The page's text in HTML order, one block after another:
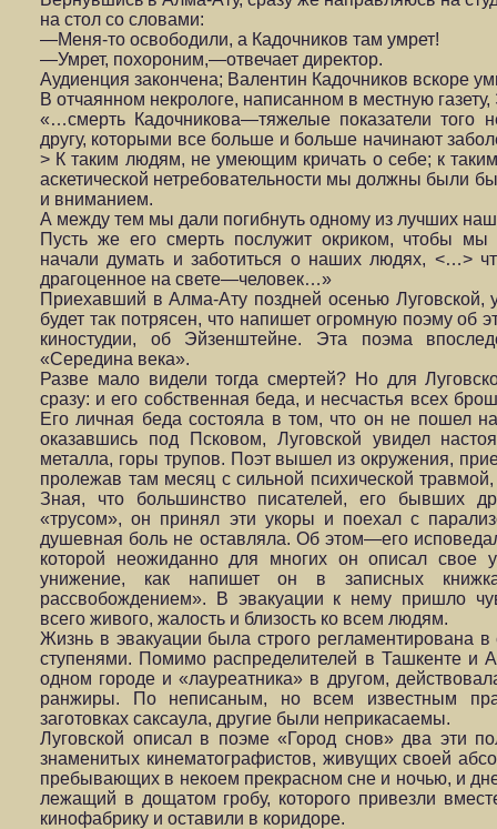
на стол со словами:
—Меня-то освободили, а Кадочников там умрет!
—Умрет, похороним,—отвечает директор.
Аудиенция закончена; Валентин Кадочников вскоре
В отчаянном некрологе, написанном в местную
«…смерть Кадочникова—тяжелые показатели того
другу, которыми все больше и больше начинают
> К таким людям, не умеющим кричать о себе; к
аскетической нетребовательности мы должны были
и вниманием.
А между тем мы дали погибнуть одному из лучших
Пусть же его смерть послужит окриком, чтобы
начали думать и заботиться о наших людях, <…>
драгоценное на свете—человек…»
Приехавший в Алма-Ату поздней осенью Луговской,
будет так потрясен, что напишет огромную поэму об
киностудии, об Эйзенштейне. Эта поэма
«Середина века».
Разве мало видели тогда смертей? Но для
сразу: и его собственная беда, и несчастья всех
Его личная беда состояла в том, что он не пошел
оказавшись под Псковом, Луговской увидел
металла, горы трупов. Поэт вышел из окружения,
пролежав там месяц с сильной психической
Зная, что большинство писателей, его бывших
«трусом», он принял эти укоры и поехал с
душевная боль не оставляла. Об этом—его
которой неожиданно для многих он описал
унижение, как напишет он в записных
рассвобождением». В эвакуации к нему пришло
всего живого, жалость и близость ко всем людям.
Жизнь в эвакуации была строго регламентирована
ступенями. Помимо распределителей в Ташкенте и
одном городе и «лауреатника» в другом,
ранжиры. По неписаным, но всем известным
заготовках саксаула, другие были неприкасаемы.
Луговской описал в поэме «Город снов» два эти
знаменитых кинематографистов, живущих своей
пребывающих в некоем прекрасном сне и ночью, и
лежащий в дощатом гробу, которого привезли
кинофабрику и оставили в коридоре.